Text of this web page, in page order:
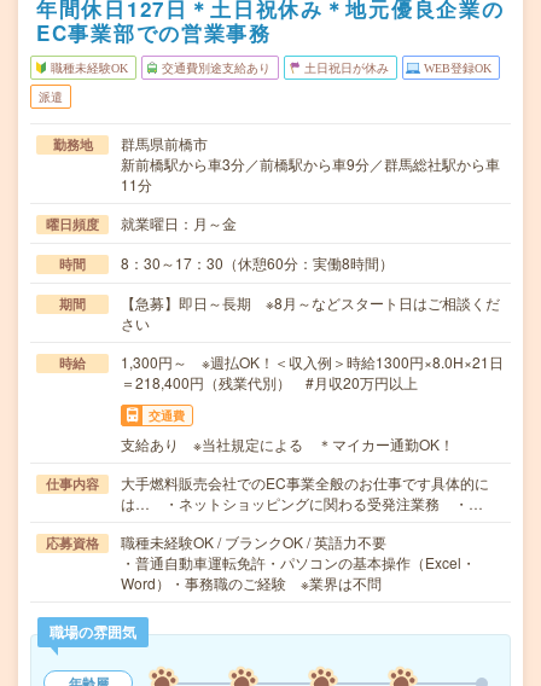
年間休日127日＊土日祝休み＊地元優良企業の
EC事業部での営業事務
職種未経験OK 交通費別途支給あり 土日祝日が休み WEB登録OK
派遣
勤務地
群馬県前橋市
新前橋駅から車3分／前橋駅から車9分／群馬総社駅から車
11分
曜日頻度 就業曜日：月～金
時間 8：30～17：30（休憩60分：実働8時間）
期間
【急募】即日～長期 ※8月～などスタート日はご相談くだ
さい
時給
1,300円～ ※週払OK！＜収入例＞時給1300円×8.0H×21日
＝218,400円（残業代別） #月収20万円以上
交通費
支給あり ※当社規定による ＊マイカー通勤OK！
仕事内容
大手燃料販売会社でのEC事業全般のお仕事です具体的に
は… ・ネットショッピングに関わる受発注業務 ・…
応募資格
職種未経験OK / ブランクOK / 英語力不要
・普通自動車運転免許・パソコンの基本操作（Excel・
Word）・事務職のご経験 ※業界は不問
職場の雰囲気